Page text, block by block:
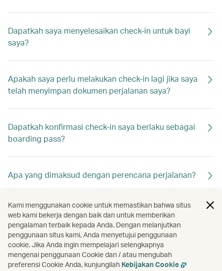
Dapatkah saya menyelesaikan check-in untuk bayi
saya?
Apakah saya perlu melakukan check-in lagi jika saya
telah menyimpan dokumen perjalanan saya?
Dapatkah konfirmasi check-in saya berlaku sebagai
boarding pass?
Apa yang dimaksud dengan perencana perjalanan?
Bagaimana cara memindai paspor atau dokumen
perjalanan saya selama online check-in?
Mengapa saya tidak dapat melakukan lagi prioritas
Kami menggunakan cookie untuk memastikan bahwa situs
web kami bekerja dengan baik dan untuk memberikan
pengalaman terbaik kepada Anda. Dengan melanjutkan
penggunaan situs kami, Anda menyetujui penggunaan
cookie. Jika Anda ingin mempelajari selengkapnya
mengenai penggunaan Cookie dan / atau mengubah
preferensi Cookie Anda, kunjungilah Kebijakan Cookie